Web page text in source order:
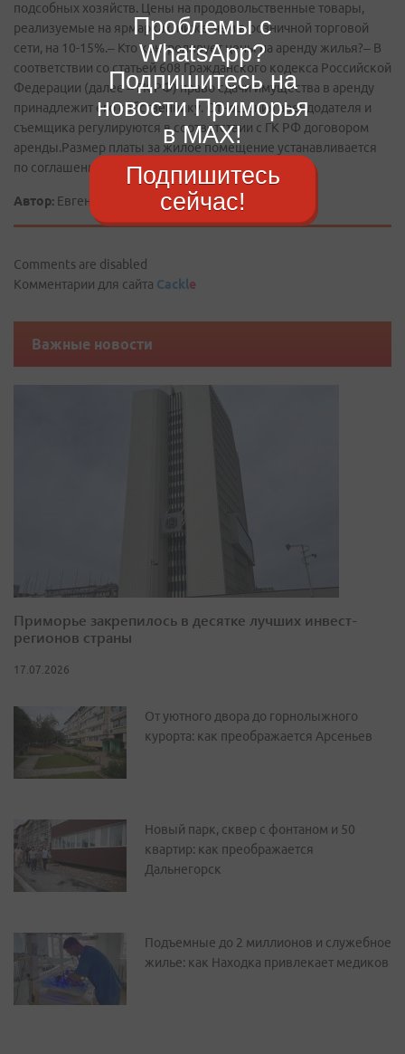
подсобных хозяйств. Цены на продовольственные товары,
реализуемые на ярмарках, ниже, чем в розничной торговой
сети, на 10-15%.– Кто контролирует цены на аренду жилья?– В
соответствии со статьей 608 Гражданского кодекса Российской
Федерации (далее – ГК РФ) право сдачи имущества в аренду
принадлежит его собственнику. Отношения арендодателя и
съемщика регулируются в соответствии с ГК РФ договором
аренды.Размер платы за жилое помещение устанавливается
по соглашению сторон.
Автор: Евгений СИДОРОВ
Comments are disabled
Комментарии для сайта Cackle
Важные новости
Приморье закрепилось в десятке лучших инвест-
регионов страны
17.07.2026
От уютного двора до горнолыжного
курорта: как преображается Арсеньев
Новый парк, сквер с фонтаном и 50
квартир: как преображается
Дальнегорск
Подъемные до 2 миллионов и служебное
жилье: как Находка привлекает медиков
Проблемы с
WhatsApp?
Подпишитесь на
новости Приморья
в MAX!
Подпишитесь
сейчас!